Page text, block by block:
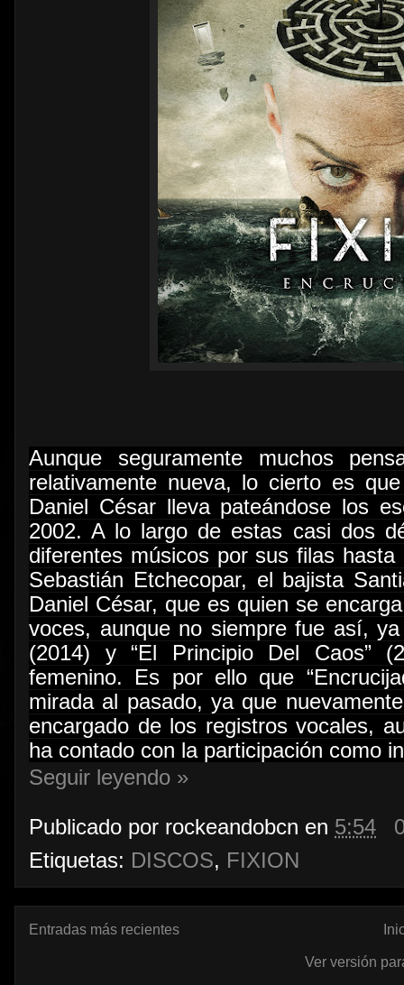
Aunque seguramente muchos
relativamente nueva, lo cierto es
Daniel César lleva pateándose los
2002. A lo largo de estas casi dos
diferentes músicos por sus filas
Sebastián Etchecopar, el bajista
Daniel César, que es quien se
voces, aunque no siempre fue así,
(2014) y “El Principio Del Caos”
femenino. Es por ello que
mirada al pasado, ya que
encargado de los registros vocales,
ha contado con la participación como
Seguir leyendo »
Publicado por rockeandobcn en 5:54
Etiquetas: DISCOS, FIXION
Entradas más recientes
Ver versión